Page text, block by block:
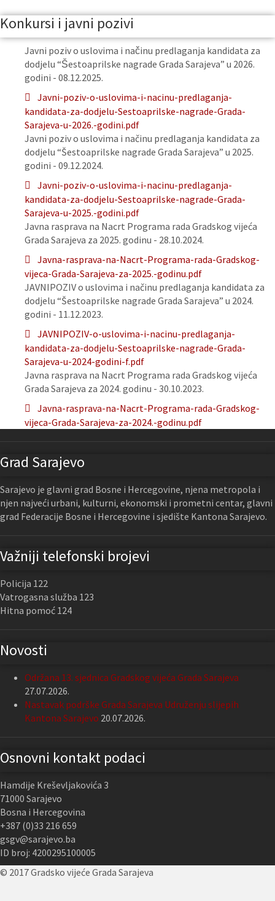
Konkursi i javni pozivi
Javni poziv o uslovima i načinu predlaganja kandidata za
dodjelu “Šestoaprilske nagrade Grada Sarajeva” u 2026.
godini - 08.12.2025.
Javni-poziv-o-uslovima-i-nacinu-predlaganja-
kandidata-za-dodjelu-Sestoaprilske-nagrade-Grada-
Sarajeva-u-2026.-godini.pdf
Javni poziv o uslovima i načinu predlaganja kandidata za
dodjelu “Šestoaprilske nagrade Grada Sarajeva” u 2025.
godini - 09.12.2024.
Javni-poziv-o-uslovima-i-nacinu-predlaganja-
kandidata-za-dodjelu-Sestoaprilske-nagrade-Grada-
Sarajeva-u-2025.-godini.pdf
Javna rasprava na Nacrt Programa rada Gradskog vijeća
Grada Sarajeva za 2025. godinu - 28.10.2024.
Javna-rasprava-na-Nacrt-Programa-rada-Gradskog-
vijeca-Grada-Sarajeva-za-2025.-godinu.pdf
JAVNIPOZIV o uslovima i načinu predlaganja kandidata za
dodjelu “Šestoaprilske nagrade Grada Sarajeva” u 2024.
godini - 11.12.2023.
JAVNIPOZIV-o-uslovima-i-nacinu-predlaganja-
kandidata-za-dodjelu-Sestoaprilske-nagrade-Grada-
Sarajeva-u-2024-godini-f.pdf
Javna rasprava na Nacrt Programa rada Gradskog vijeća
Grada Sarajeva za 2024. godinu - 30.10.2023.
Javna-rasprava-na-Nacrt-Programa-rada-Gradskog-
vijeca-Grada-Sarajeva-za-2024.-godinu.pdf
Grad Sarajevo
Sarajevo je glavni grad Bosne i Hercegovine, njena metropola i
njen najveći urbani, kulturni, ekonomski i prometni centar, glavni
grad Federacije Bosne i Hercegovine i sjedište Kantona Sarajevo.
Važniji telefonski brojevi
Policija 122
Vatrogasna služba 123
Hitna pomoć 124
Novosti
Održana 13. sjednica Gradskog vijeća Grada Sarajeva
27.07.2026.
Nastavak podrške Grada Sarajeva Udruženju slijepih
Kantona Sarajevo 20.07.2026.
Osnovni kontakt podaci
Hamdije Kreševljakovića 3
71000 Sarajevo
Bosna i Hercegovina
+387 (0)33 216 659
gsgv@sarajevo.ba
ID broj: 4200295100005
© 2017 Gradsko vijeće Grada Sarajeva